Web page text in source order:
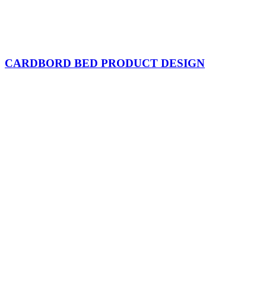
CARDBORD BED PRODUCT DESIGN